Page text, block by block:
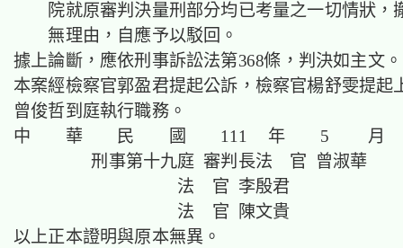
院就原審判決量刑部分均已考量之一切情狀，
無理由，自應予以駁回。
據上論斷，應依刑事訴訟法第368條，判決如主文。
本案經檢察官郭盈君提起公訴，檢察官楊舒雯提起
曾俊哲到庭執行職務。
中 華 民 國 111 年 5 月
刑事第十九庭 審判長法 官 曾淑華
法 官 李殷君
法 官 陳文貴
以上正本證明與原本無異。